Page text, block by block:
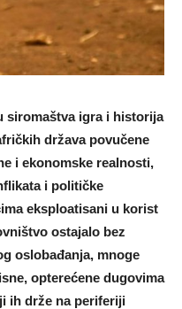
siromaštva igra i historija
država povučene
i ekonomske realnosti,
i političke
eksploatisani u korist
ostajalo bez
oslobađanja, mnoge
opterećene dugovima
ih drže na periferiji